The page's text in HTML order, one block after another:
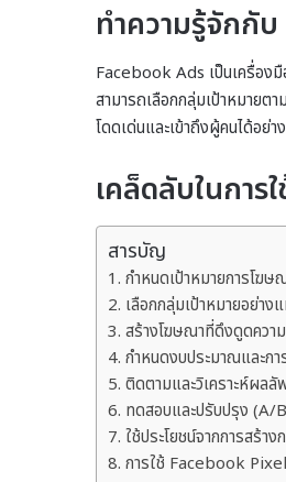
ทำความรู้จักกั
Facebook Ads เป็นเครื่องมื
สามารถเลือกกลุ่มเป้าหมาย
โดดเด่นและเข้าถึงผู้คนได้อย่
เคล็ดลับในกา
สารบัญ
1. กำหนดเป้าหมายการโฆษ
2. เลือกกลุ่มเป้าหมายอย่าง
3. สร้างโฆษณาที่ดึงดูดควา
4. กำหนดงบประมาณและกา
5. ติดตามและวิเคราะห์ผลลั
6. ทดสอบและปรับปรุง (A/
7. ใช้ประโยชน์จากการสร้า
8. การใช้ Facebook Pixel